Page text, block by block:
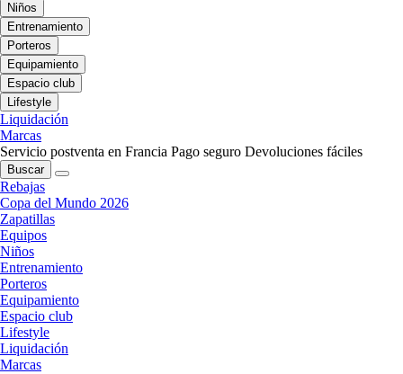
Niños
Entrenamiento
Porteros
Equipamiento
Espacio club
Lifestyle
Liquidación
Marcas
Servicio postventa en Francia Pago seguro Devoluciones fáciles
Buscar
Rebajas
Copa del Mundo 2026
Zapatillas
Equipos
Niños
Entrenamiento
Porteros
Equipamiento
Espacio club
Lifestyle
Liquidación
Marcas